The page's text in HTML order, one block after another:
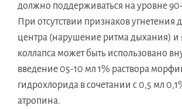
должно поддерживаться на уровне
При отсутствии признаков угнетения
центра (нарушение ритма дыхания) и
коллапса может быть использовано
введение 05-10 мл 1% раствора
гидрохлорида в сочетании с 0,5 мл
атропина.